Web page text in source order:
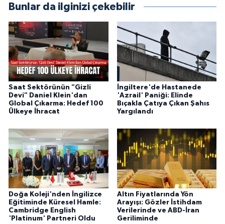
Bunlar da ilginizi çekebilir
Saat Sektörünün "Gizli
Devi" Daniel Klein'dan
Global Çıkarma: Hedef 100
Ülkeye İhracat
İngiltere'de Hastanede
'Azrail' Paniği: Elinde
Bıçakla Çatıya Çıkan Şahıs
Yargılandı
Doğa Koleji'nden İngilizce
Eğitiminde Küresel Hamle:
Cambridge English
'Platinum' Partneri Oldu
Altın Fiyatlarında Yön
Arayışı: Gözler İstihdam
Verilerinde ve ABD-İran
Geriliminde